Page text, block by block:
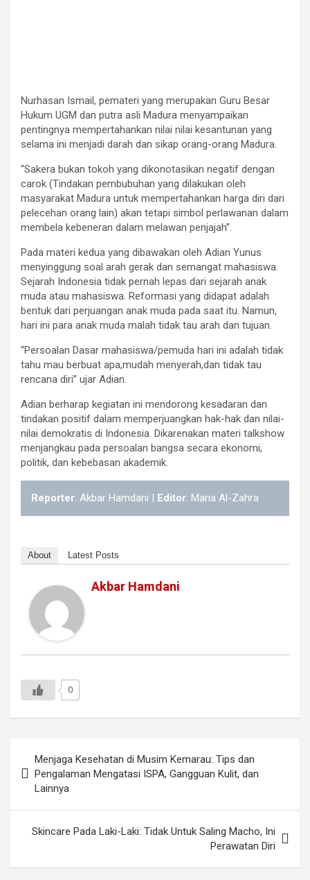
Nurhasan Ismail, pemateri yang merupakan Guru Besar
Hukum UGM dan putra asli Madura menyampaikan
pentingnya mempertahankan nilai nilai kesantunan yang
selama ini menjadi darah dan sikap orang-orang Madura.
“Sakera bukan tokoh yang dikonotasikan negatif dengan
carok (Tindakan pembubuhan yang dilakukan oleh
masyarakat Madura untuk mempertahankan harga diri dari
pelecehan orang lain) akan tetapi simbol perlawanan dalam
membela kebeneran dalam melawan penjajah”.
Pada materi kedua yang dibawakan oleh Adian Yunus
menyinggung soal arah gerak dan semangat mahasiswa.
Sejarah Indonesia tidak pernah lepas dari sejarah anak
muda atau mahasiswa. Reformasi yang didapat adalah
bentuk dari perjuangan anak muda pada saat itu. Namun,
hari ini para anak muda malah tidak tau arah dan tujuan.
“Persoalan Dasar mahasiswa/pemuda hari ini adalah tidak
tahu mau berbuat apa,mudah menyerah,dan tidak tau
rencana diri” ujar Adian.
Adian berharap kegiatan ini mendorong kesadaran dan
tindakan positif dalam memperjuangkan hak-hak dan nilai-
nilai demokratis di Indonesia. Dikarenakan materi talkshow
menjangkau pada persoalan bangsa secara ekonomi,
politik, dan kebebasan akademik.
Reporter: Akbar Hamdani | Editor: Maria Al-Zahra
About Latest Posts
Akbar Hamdani
0
pos
Menjaga Kesehatan di Musim Kemarau: Tips dan
Pengalaman Mengatasi ISPA, Gangguan Kulit, dan
Lainnya
Skincare Pada Laki-Laki: Tidak Untuk Saling Macho, Ini
Perawatan Diri